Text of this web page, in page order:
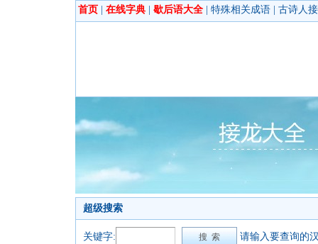
首页 在线字典 歇后语大全 特殊相关成语 古诗人
超级搜索
关键字: 请输入要查询的